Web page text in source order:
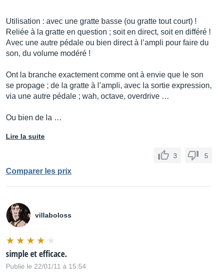
Utilisation : avec une gratte basse (ou gratte tout court) !
Reliée à la gratte en question ; soit en direct, soit en différé !
Avec une autre pédale ou bien direct à l’ampli pour faire du
son, du volume modéré !
Ont la branche exactement comme ont à envie que le son
se propage ; de la gratte à l’ampli, avec la sortie expression,
via une autre pédale ; wah, octave, overdrive …
Ou bien de la …
Lire la suite
3 5
Comparer les prix
villaboloss
simple et efficace.
Publié le 22/01/11 à 15:54